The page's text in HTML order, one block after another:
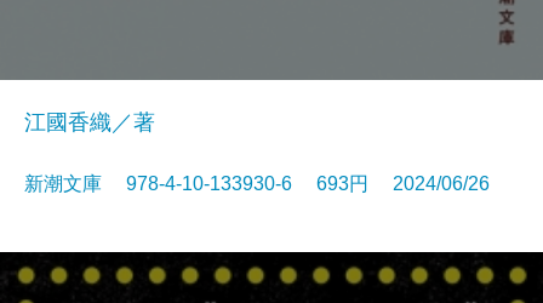
江國香織／著
新潮文庫 978-4-10-133930-6 693円 2024/06/26